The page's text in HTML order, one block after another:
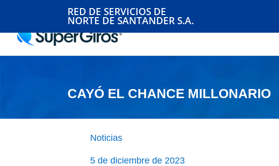
RED DE SERVICIOS DE
NORTE DE SANTANDER S.A.
CAYÓ EL CHANCE MILLONARIO
Noticias
5 de diciembre de 2023